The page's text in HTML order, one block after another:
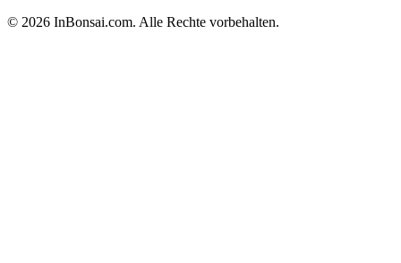
© 2026 InBonsai.com. Alle Rechte vorbehalten.